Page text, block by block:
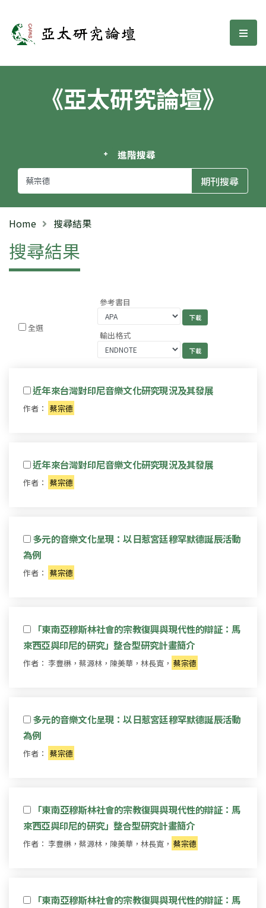
亞太研究論壇 選
《亞太研究論壇》
進階搜尋
Home 搜尋結果
搜尋結果
全選
參考書目
輸出格式
近年來台灣對印尼音樂文化研究現況及其發展
作者： 蔡宗德
近年來台灣對印尼音樂文化研究現況及其發展
作者： 蔡宗德
多元的音樂文化呈現：以日惹宮廷穆罕默德誕辰活動
為例
作者： 蔡宗德
「東南亞穆斯林社會的宗教復興與現代性的辯証：馬
來西亞與印尼的研究」整合型研究計畫簡介
作者： 李豐楙，蔡源林，陳美華，林長寬， 蔡宗德
多元的音樂文化呈現：以日惹宮廷穆罕默德誕辰活動
為例
作者： 蔡宗德
「東南亞穆斯林社會的宗教復興與現代性的辯証：馬
來西亞與印尼的研究」整合型研究計畫簡介
作者： 李豐楙，蔡源林，陳美華，林長寬， 蔡宗德
「東南亞穆斯林社會的宗教復興與現代性的辯証：馬